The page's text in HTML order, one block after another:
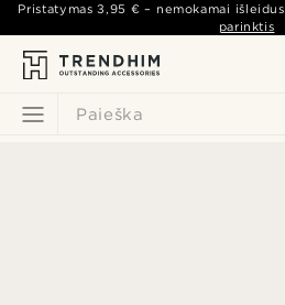
Paieška
Pristatymas3,95 € – nemokamai išleidus
parinktis